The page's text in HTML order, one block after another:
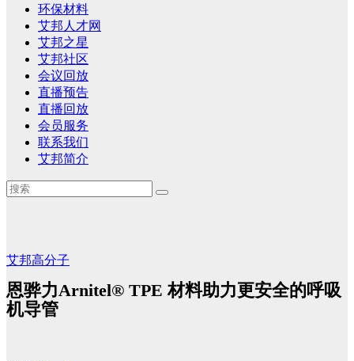
环保材料
艾邦人才网
艾邦之星
艾邦社区
会议回放
直播预告
直播回放
会员服务
联系我们
艾邦简介
艾邦高分子
恩骅力Arnitel® TPE 材料助力更安全的呼吸
机导管